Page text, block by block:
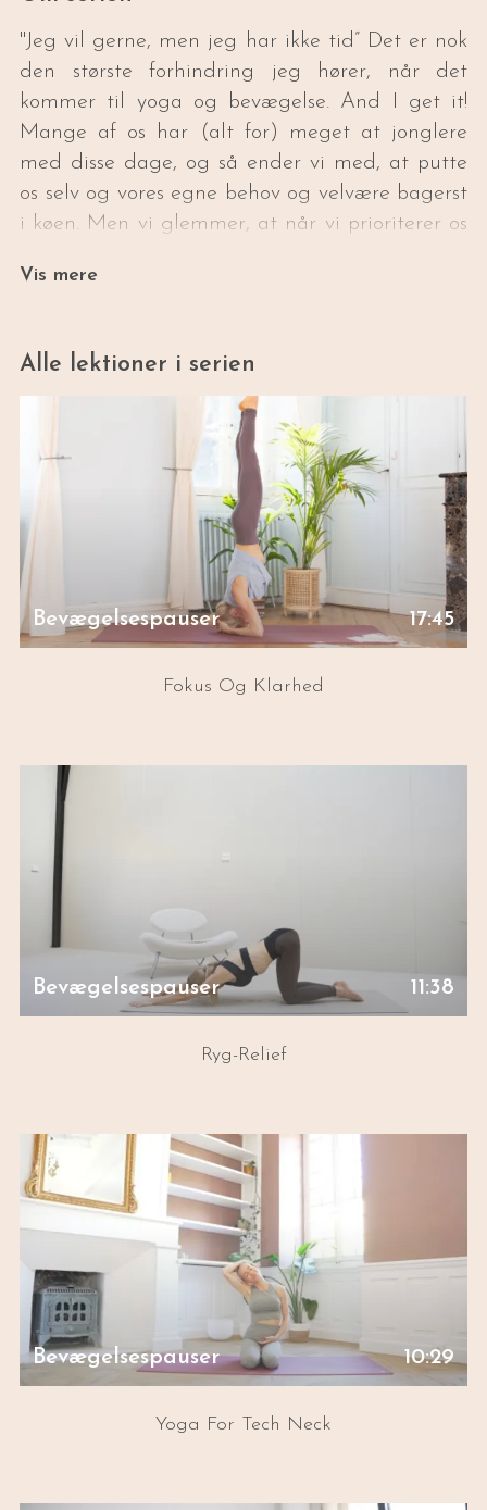
"Jeg vil gerne, men jeg har ikke tid” Det er nok
den største forhindring jeg hører, når det
kommer til yoga og bevægelse. And I get it!
Mange af os har (alt for) meget at jonglere
med disse dage, og så ender vi med, at putte
os selv og vores egne behov og velvære bagerst
i køen. Men vi glemmer, at når vi prioriterer os
gør, at vi også har mere at give af til andre.
minutter, der gør det nemt at træne i en travl
Vis mere
Alle lektioner i serien
Bevægelsespauser 17:45
Fokus Og Klarhed
Bevægelsespauser 11:38
Ryg-Relief
Bevægelsespauser 10:29
Yoga For Tech Neck